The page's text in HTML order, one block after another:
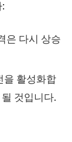
은 다시 상승
을 활성화합
것입니다.